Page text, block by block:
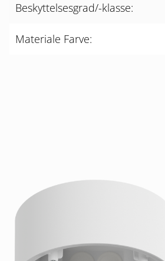
Beskyttelsesgrad/-klasse:
Materiale Farve: